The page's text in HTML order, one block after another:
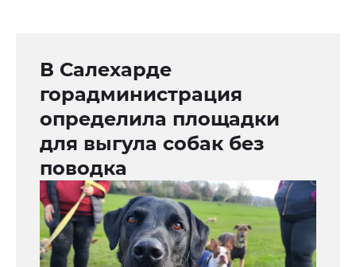
В Салехарде
горадминистрация
определила площадки
для выгула собак без
поводка